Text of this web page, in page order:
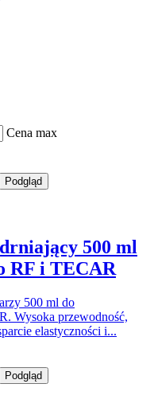
Cena max
Podgląd
500 ml
RF i TECAR
500 ml do
Wysoka przewodność,
elastyczności i...
Podgląd